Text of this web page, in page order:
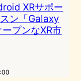
XRサポー
ン「Galaxy
プンなXR市